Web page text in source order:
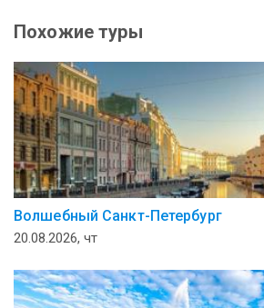
Похожие туры
Волшебный Санкт-Петербург
20.08.2026, чт